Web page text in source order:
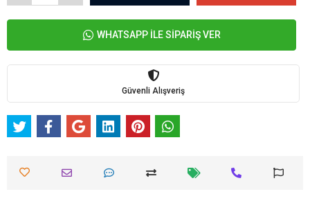
WHATSAPP İLE SİPARİŞ VER
Güvenli Alışveriş